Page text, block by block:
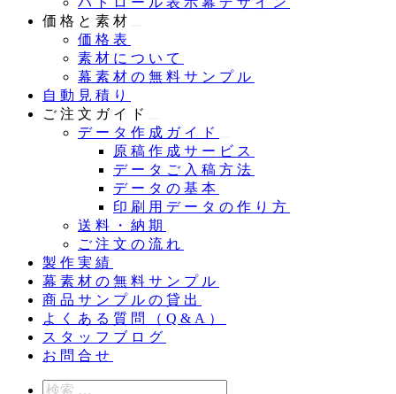
価格と素材
価格表
素材について
幕素材の無料サンプル
自動見積り
ご注文ガイド
データ作成ガイド
原稿作成サービス
データご入稿方法
データの基本
印刷用データの作り方
送料・納期
ご注文の流れ
製作実績
幕素材の無料サンプル
商品サンプルの貸出
よくある質問（Q&A）
スタッフブログ
お問合せ
検